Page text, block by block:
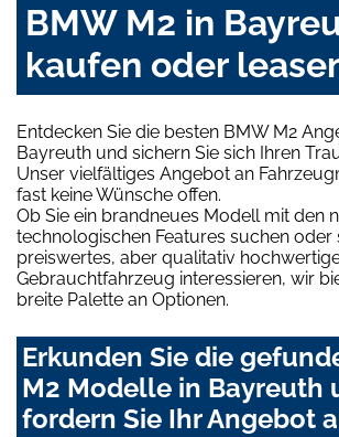
BMW M2 in
kaufen oder
Entdecken Sie die besten BMW M2
Bayreuth und sichern Sie sich Ihren
Unser vielfältiges Angebot an
fast keine Wünsche offen.
Ob Sie ein brandneues Modell mit den
technologischen Features suchen oder
preiswertes, aber qualitativ
Gebrauchtfahrzeug interessieren, wir
breite Palette an Optionen.
Erkunden Sie die
M2 Modelle in Bayreuth
fordern Sie Ihr Angebot